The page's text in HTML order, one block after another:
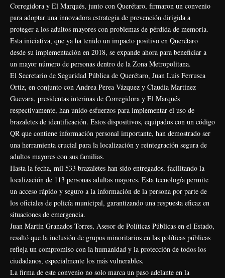
Corregidora y El Marqués, junto con Querétaro, firmaron un convenio
para adoptar una innovadora estrategia de prevención dirigida a
proteger a los adultos mayores con problemas de pérdida de memoria.
Esta iniciativa, que ya ha tenido un impacto positivo en Querétaro
desde su implementación en 2018, se expande ahora para beneficiar a
un mayor número de personas dentro de la Zona Metropolitana.
El Secretario de Seguridad Pública de Querétaro, Juan Luis Ferrusca
Ortiz, en conjunto con Andrea Perea Vázquez y Claudia Martínez
Guevara, presidentas interinas de Corregidora y El Marqués
respectivamente, han unido esfuerzos para implementar el uso de
brazaletes de identificación. Estos dispositivos, equipados con un código
QR que contiene información personal importante, han demostrado ser
una herramienta crucial para la localización y reintegración segura de
adultos mayores con sus familias.
Hasta la fecha, mil 533 brazaletes han sido entregados, facilitando la
localización de 113 personas adultas mayores. Esta tecnología permite
un acceso rápido y seguro a la información de la persona por parte de
los oficiales de policía municipal, garantizando una respuesta eficaz en
situaciones de emergencia.
Juan Martín Granados Torres, Asesor de Políticas Públicas en el Estado,
resaltó que la inclusión de grupos minoritarios en las políticas públicas
refleja un compromiso con la humanidad y la protección de todos los
ciudadanos, especialmente los más vulnerables.
La firma de este convenio no solo marca un paso adelante en la